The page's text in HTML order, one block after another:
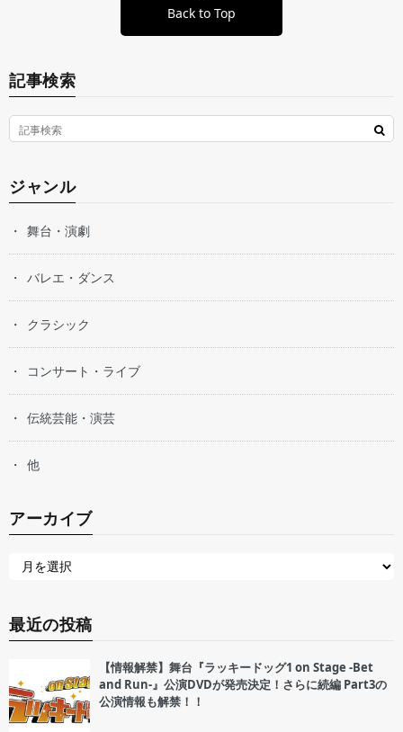
Back to Top
記事検索
ジャンル
舞台・演劇
バレエ・ダンス
クラシック
コンサート・ライブ
伝統芸能・演芸
他
アーカイブ
最近の投稿
【情報解禁】舞台『ラッキードッグ1 on Stage -Bet
and Run-』公演DVDが発売決定！さらに続編 Part3の
公演情報も解禁！！